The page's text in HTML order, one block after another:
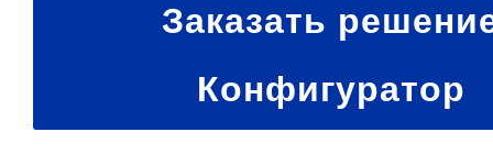
Заказать
Конфигуратор